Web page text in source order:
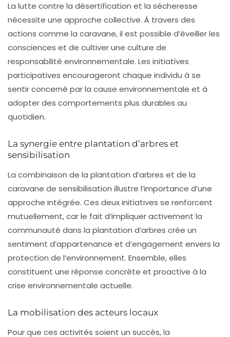
La lutte contre la désertification et la sécheresse
nécessite une approche collective. À travers des
actions comme la caravane, il est possible d’éveiller les
consciences et de cultiver une culture de
responsabilité environnementale. Les initiatives
participatives encourageront chaque individu à se
sentir concerné par la cause environnementale et à
adopter des comportements plus durables au
quotidien.
La synergie entre plantation d’arbres et
sensibilisation
La combinaison de la plantation d’arbres et de la
caravane de sensibilisation illustre l’importance d’une
approche intégrée. Ces deux initiatives se renforcent
mutuellement, car le fait d’impliquer activement la
communauté dans la plantation d’arbres crée un
sentiment d’appartenance et d’engagement envers la
protection de l’environnement. Ensemble, elles
constituent une réponse concrète et proactive à la
crise environnementale actuelle.
La mobilisation des acteurs locaux
Pour que ces activités soient un succès, la